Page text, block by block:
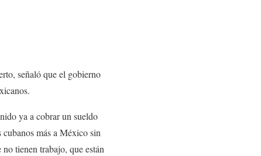
señaló que el gobierno
ya a cobrar un sueldo
más a México sin
tienen trabajo, que están